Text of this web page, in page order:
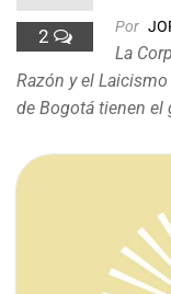
2 Por
La
Razón y el
de Bogotá tienen el